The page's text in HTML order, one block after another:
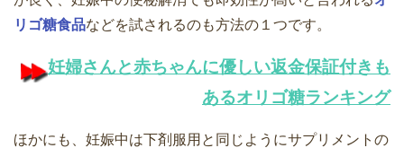
リゴ糖食品などを試されるのも方法の１つです。
妊婦さんと赤ちゃんに優しい返金保証付きも
あるオリゴ糖ランキング
ほかにも、妊娠中は下剤服用と同じようにサプリメントの